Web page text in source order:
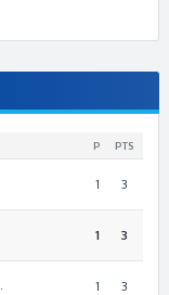
P PTS
1 3
1 3
1 3